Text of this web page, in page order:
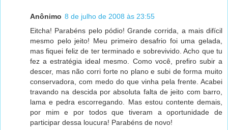
Anônimo 8 de julho de 2008 às 23:55
Eitcha! Parabéns pelo pódio! Grande corrida, a mais difícil
mesmo pelo jeito! Meu primeiro desafrio foi uma gelada,
mas fiquei feliz de ter terminado e sobrevivido. Acho que tu
fez a estratégia ideal mesmo. Como você, prefiro subir a
descer, mas não corri forte no plano e subi de forma muito
conservadora, com medo do que vinha pela frente. Acabei
travando na descida por absoluta falta de jeito com barro,
lama e pedra escorregando. Mas estou contente demais,
por mim e por todos que tiveram a oportunidade de
participar dessa loucura! Parabéns de novo!